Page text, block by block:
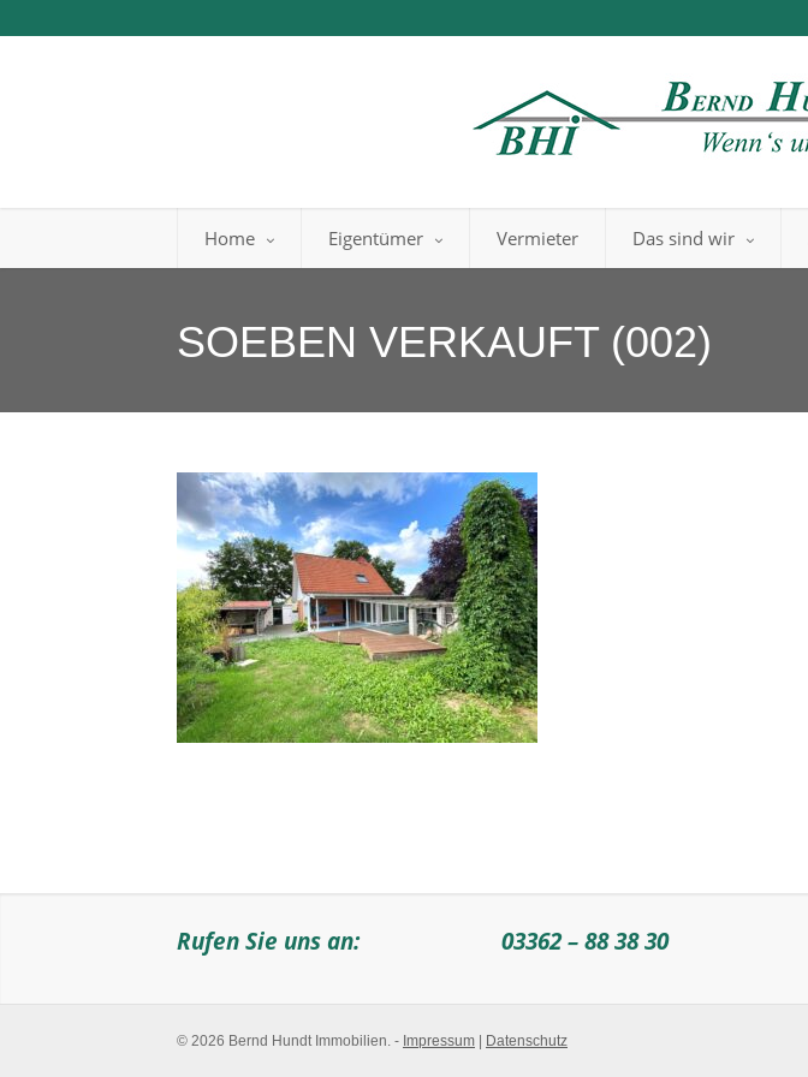
Home Eigentümer Vermieter Das sind wir
SOEBEN VERKAUFT (002)
Rufen Sie uns an: 03362 – 88 38 30
© 2026 Bernd Hundt Immobilien. - Impressum Datenschutz